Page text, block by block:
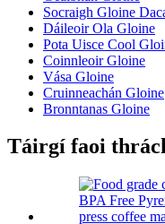
Socraigh Gloine
Dáileoir Ola Gloine
Pota Uisce Cool
Coinnleoir Gloine
Vása Gloine
Cruinneachán Gloine
Bronntanas Gloine
Táirgí faoi